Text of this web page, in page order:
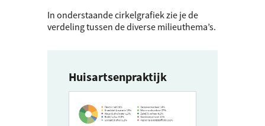
In onderstaande cirkelgrafiek zie je de
verdeling tussen de diverse milieuthema’s.
Huisartsenpraktijk